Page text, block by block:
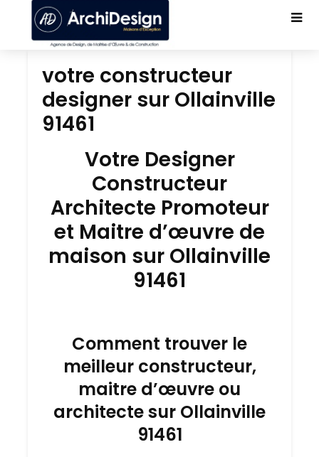
votre constructeur
designer sur Ollainville
91461
Votre Designer
Constructeur
Architecte Promoteur
et Maitre d’œuvre de
maison sur Ollainville
91461
Comment trouver le
meilleur constructeur,
maitre d’œuvre ou
architecte sur Ollainville
91461